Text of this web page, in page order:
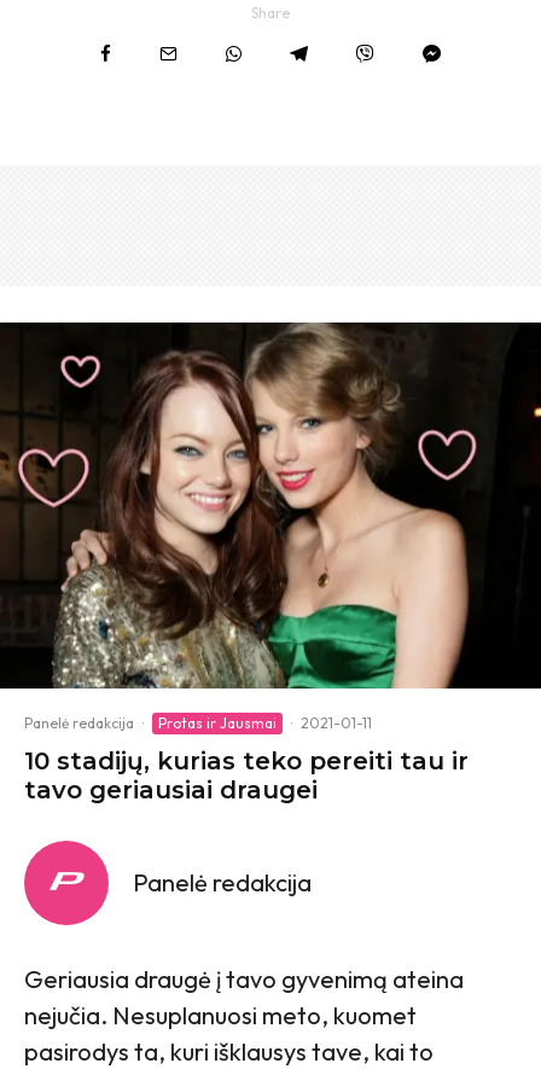
Share
Panelė redakcija · Protas ir Jausmai · 2021-01-11
10 stadijų, kurias teko pereiti tau ir
tavo geriausiai draugei
Panelė redakcija
Geriausia draugė į tavo gyvenimą ateina
nejučia. Nesuplanuosi meto, kuomet
pasirodys ta, kuri išklausys tave, kai to